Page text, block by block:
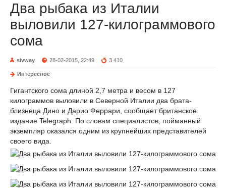
Два рыбака из Италии
выловили 127-килограммового
сома
sivway 28-02-2015, 22:49 3 410
Интересное
Гигантского сома длиной 2,7 метра и весом в 127
килограммов выловили в Северной Италии два брата-
близнеца Дино и Дарио Феррари, сообщает британское
издание Telegraph. По словам специалистов, пойманный
экземпляр оказался одним из крупнейших представителей
своего вида.